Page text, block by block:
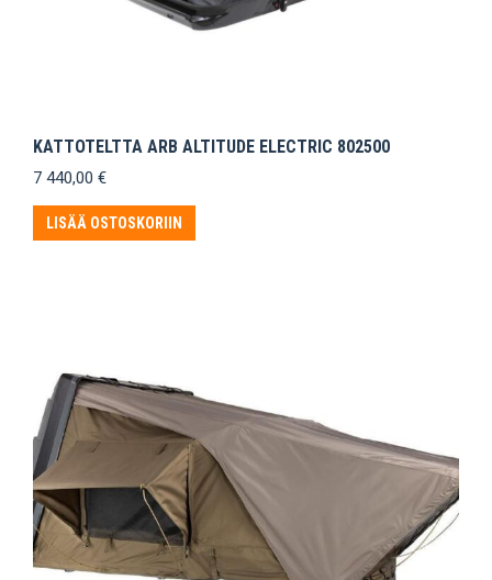
KATTOTELTTA ARB ALTITUDE ELECTRIC 802500
7 440,00 €
LISÄÄ OSTOSKORIIN